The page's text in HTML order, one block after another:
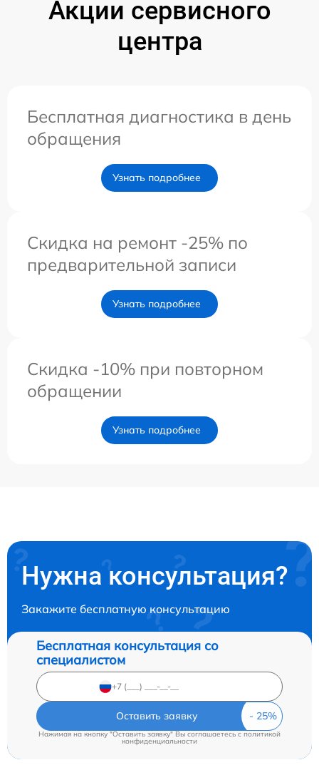
Акции сервисного
центра
Бесплатная диагностика в день
обращения
Узнать подробнее
Скидка на ремонт -25% по
предварительной записи
Узнать подробнее
Скидка -10% при повторном
обращении
Узнать подробнее
Нужна консультация?
Закажите бесплатную консультацию
Бесплатная консультация со
специалистом
Оставить заявку
Нажимая на кнопку "Оставить заявку" Вы соглашаетесь cполитикой
конфиденциальности